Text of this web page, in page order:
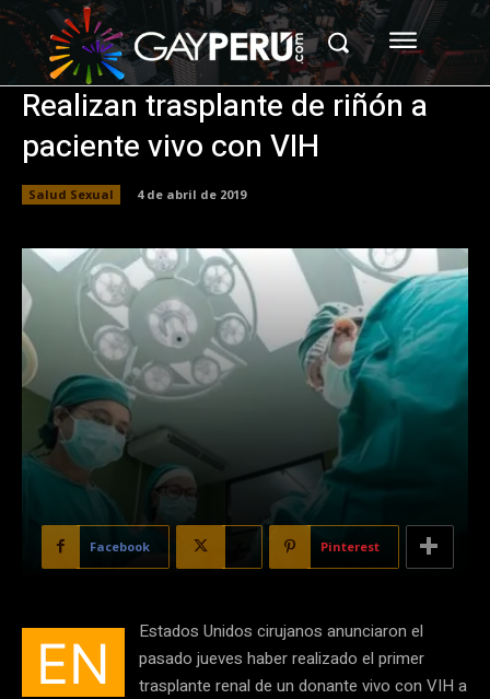
Realizan trasplante de riñón a
paciente vivo con VIH
Salud Sexual 4 de abril de 2019
Facebook Pinterest
EN
Estados Unidos cirujanos anunciaron el
pasado jueves haber realizado el primer
trasplante renal de un donante vivo con VIH a